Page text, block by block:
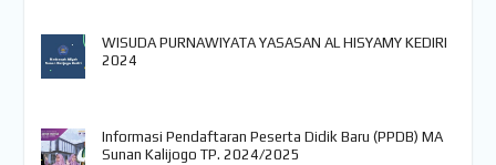
WISUDA PURNAWIYATA YASASAN AL HISYAMY KEDIRI
2024
Informasi Pendaftaran Peserta Didik Baru (PPDB) MA
Sunan Kalijogo TP. 2024/2025